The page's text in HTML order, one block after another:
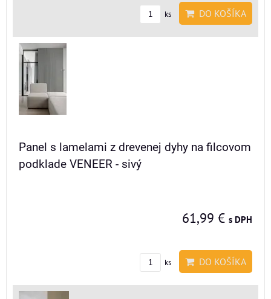
ks DO KOŠÍKA
Panel s lamelami z drevenej dyhy na filcovom
podklade VENEER - sivý
61,99 € s DPH
ks DO KOŠÍKA